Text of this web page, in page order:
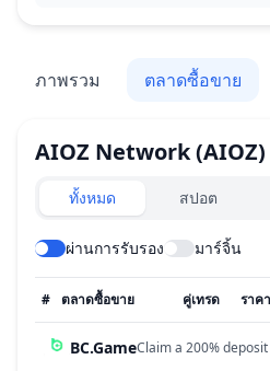
ภาพรวม ตลาดซื้อขาย
AIOZ Network(AIOZ)
Exchanges type
ทั้งหมด สปอต
ผ่านการรับรอง มาร์จิ้น
# ตลาดซื้อขาย คู่เทรด ราคา
BC.GameClaim a 200% deposit